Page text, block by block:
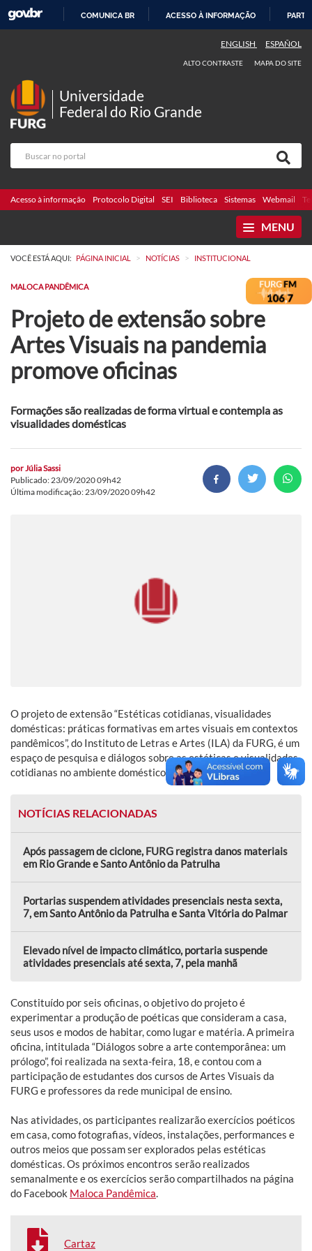
COMUNICA BR ACESSO À INFORMAÇÃO
ENGLISH ESPAÑOL
ALTO CONTRASTE MAPA DO SITE
Universidade
Federal do Rio Grande
Acesso à informação Protocolo Digital SEI Biblioteca Sistemas Webmail
MENU
VOCÊ ESTÁ AQUI: PÁGINA INICIAL > NOTÍCIAS > INSTITUCIONAL
MALOCA PANDÊMICA
Projeto de extensão sobre
Artes Visuais na pandemia
promove oficinas
Formações são realizadas de forma virtual e contempla as
visualidades domésticas
porJúlia Sassi
Publicado: 23/09/2020 09h42
Última modificação: 23/09/2020 09h42
O projeto de extensão “Estéticas cotidianas, visualidades
domésticas: práticas formativas em artes visuais em contextos
pandêmicos”, do Instituto de Letras e Artes (ILA) da FURG, é um
espaço de pesquisa e diálogos sobre as estéticas e visualidades
cotidianas no ambiente doméstico.
NOTÍCIAS RELACIONADAS
Após passagem de ciclone, FURG registra danos materiais
em Rio Grande e Santo Antônio da Patrulha
Portarias suspendem atividades presenciais nesta sexta,
7, em Santo Antônio da Patrulha e Santa Vitória do Palmar
Elevado nível de impacto climático, portaria suspende
atividades presenciais até sexta, 7, pela manhã
Constituído por seis oficinas, o objetivo do projeto é
experimentar a produção de poéticas que consideram a casa,
seus usos e modos de habitar, como lugar e matéria. A primeira
oficina, intitulada “Diálogos sobre a arte contemporânea: um
prólogo”, foi realizada na sexta-feira, 18, e contou com a
participação de estudantes dos cursos de Artes Visuais da
FURG e professores da rede municipal de ensino.
Nas atividades, os participantes realizarão exercícios poéticos
em casa, como fotografias, vídeos, instalações, performances e
outros meios que possam ser explorados pelas estéticas
domésticas. Os próximos encontros serão realizados
semanalmente e os exercícios serão compartilhados na página
do Facebook Maloca Pandêmica.
Cartaz